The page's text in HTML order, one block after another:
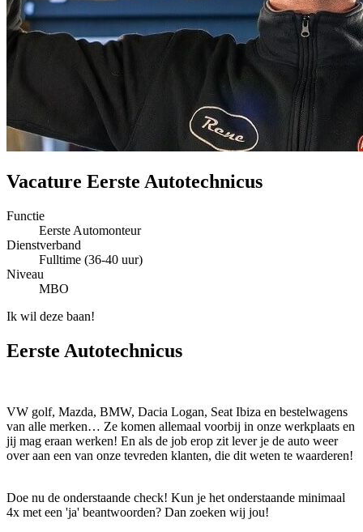
Vacature Eerste Autotechnicus
Functie
Eerste Automonteur
Dienstverband
Fulltime (36-40 uur)
Niveau
MBO
Ik wil deze baan!
Eerste Autotechnicus
VW golf, Mazda, BMW, Dacia Logan, Seat Ibiza en bestelwagens
van alle merken… Ze komen allemaal voorbij in onze werkplaats en
jij mag eraan werken! En als de job erop zit lever je de auto weer
over aan een van onze tevreden klanten, die dit weten te waarderen!
Doe nu de onderstaande check! Kun je het onderstaande minimaal
4x met een 'ja' beantwoorden? Dan zoeken wij jou!